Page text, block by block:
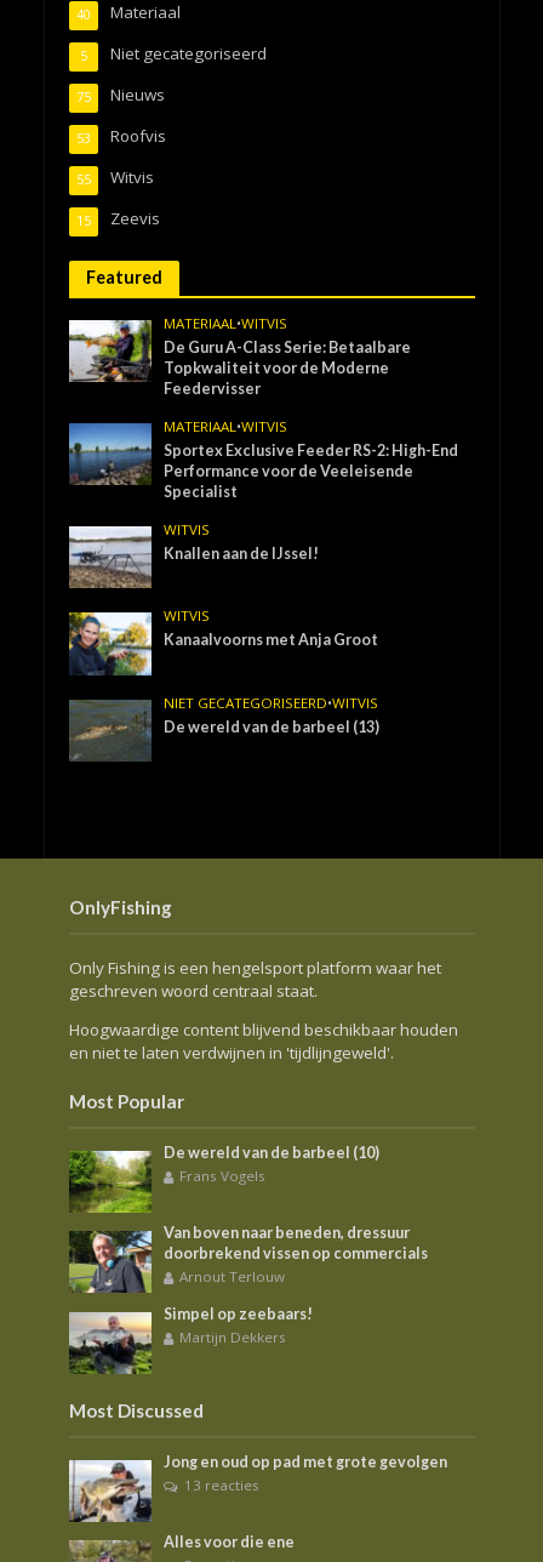
Materiaal
40
Niet gecategoriseerd
5
Nieuws
75
Roofvis
53
Witvis
55
Zeevis
15
Featured
MATERIAAL•WITVIS
De Guru A-Class Serie: Betaalbare
Topkwaliteit voor de Moderne
Feedervisser
MATERIAAL•WITVIS
Sportex Exclusive Feeder RS-2: High-End
Performance voor de Veeleisende
Specialist
WITVIS
Knallen aan de IJssel!
WITVIS
Kanaalvoorns met Anja Groot
NIET GECATEGORISEERD•WITVIS
De wereld van de barbeel (13)
OnlyFishing
Only Fishing is een hengelsport platform waar het
geschreven woord centraal staat.
Hoogwaardige content blijvend beschikbaar houden
en niet te laten verdwijnen in 'tijdlijngeweld'.
Most Popular
De wereld van de barbeel (10)
Frans Vogels
Van boven naar beneden, dressuur
doorbrekend vissen op commercials
Arnout Terlouw
Simpel op zeebaars!
Martijn Dekkers
Most Discussed
Jong en oud op pad met grote gevolgen
13 reacties
Alles voor die ene